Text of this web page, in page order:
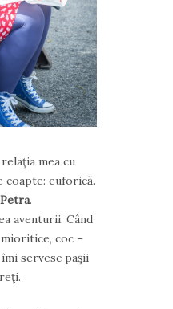
mea cu
coapte: euforică.
Petra.
aventurii. Când
coc –
servesc paşii